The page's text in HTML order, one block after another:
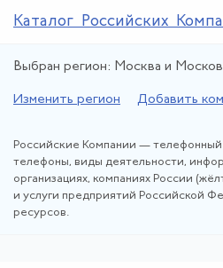
Каталог Российских
Выбран регион: Москва и
Изменить регион Добавить
Российские Компании — телефонный
телефоны, виды деятельности,
организациях, компаниях России
и услуги предприятий Российской
ресурсов.